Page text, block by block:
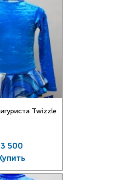
Twizzle
3 500